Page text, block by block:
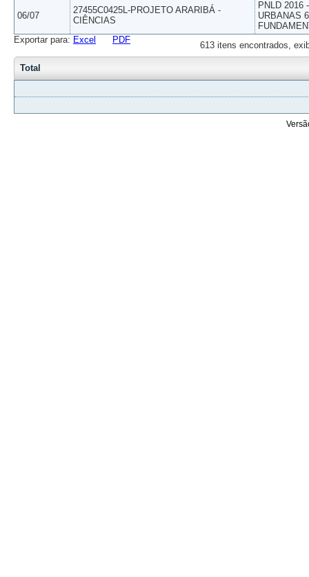
06/07
27455C0425L-PROJETO ARARIBÁ -
CIÊNCIAS
PNLD 2016
URBANAS
613 itens encontrados,
Exportar para: Excel PDF
Total